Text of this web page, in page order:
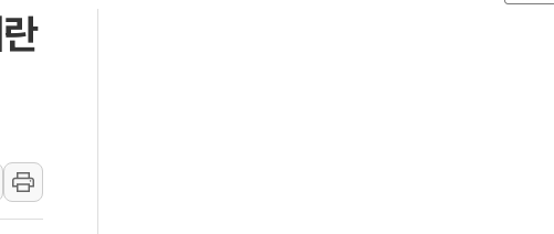
서 차세대 AI 메모리 기술력 과시
급 폭염에 고단열 인테리어 관심 급증"
주10회로 확대…신규 항공사 진입길 열려
연 7.7% '생활파킹통장' 출시